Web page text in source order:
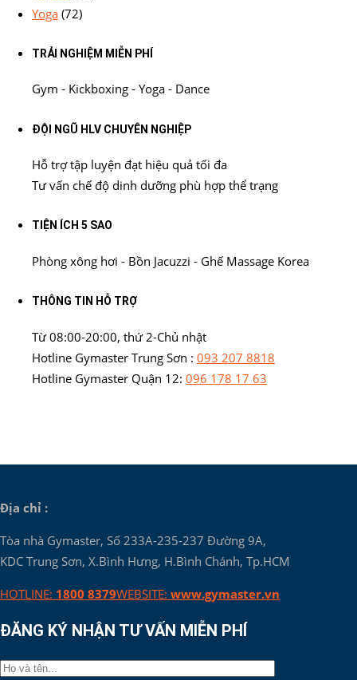
Yoga (72)
TRẢI NGHIỆM MIỄN PHÍ
Gym - Kickboxing - Yoga - Dance
ĐỘI NGŨ HLV CHUYÊN NGHIỆP
Hỗ trợ tập luyện đạt hiệu quả tối đa
Tư vấn chế độ dinh dưỡng phù hợp thể trạng
TIỆN ÍCH 5 SAO
Phòng xông hơi - Bồn Jacuzzi - Ghế Massage Korea
THÔNG TIN HỖ TRỢ
Từ 08:00-20:00, thứ 2-Chủ nhật
Hotline Gymaster Trung Sơn : 093 207 8818
Hotline Gymaster Quận 12: 096 178 17 63
Địa chỉ :
Tòa nhà Gymaster, Số 233A-235-237 Đường 9A,
KDC Trung Sơn, X.Bình Hưng, H.Bình Chánh, Tp.HCM
HOTLINE: 1800 8379WEBSITE: www.gymaster.vn
ĐĂNG KÝ NHẬN TƯ VẤN MIỄN PHÍ